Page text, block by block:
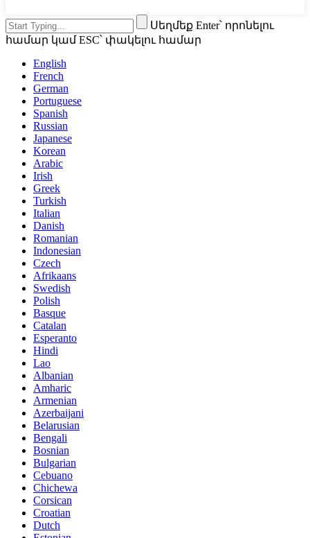
Սեղմեք Enter՝ որոնելու
համար կամ ESC՝ փակելու համար
English
French
German
Portuguese
Spanish
Russian
Japanese
Korean
Arabic
Irish
Greek
Turkish
Italian
Danish
Romanian
Indonesian
Czech
Afrikaans
Swedish
Polish
Basque
Catalan
Esperanto
Hindi
Lao
Albanian
Amharic
Armenian
Azerbaijani
Belarusian
Bengali
Bosnian
Bulgarian
Cebuano
Chichewa
Corsican
Croatian
Dutch